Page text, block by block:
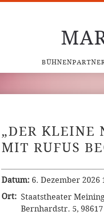
„DER KLEINE
MIT RUFUS
Datum: 6. Dezember 2026
Ort: Staatstheater
Bernhardstr. 5,